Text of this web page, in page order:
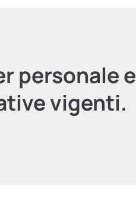
personale e
vigenti.